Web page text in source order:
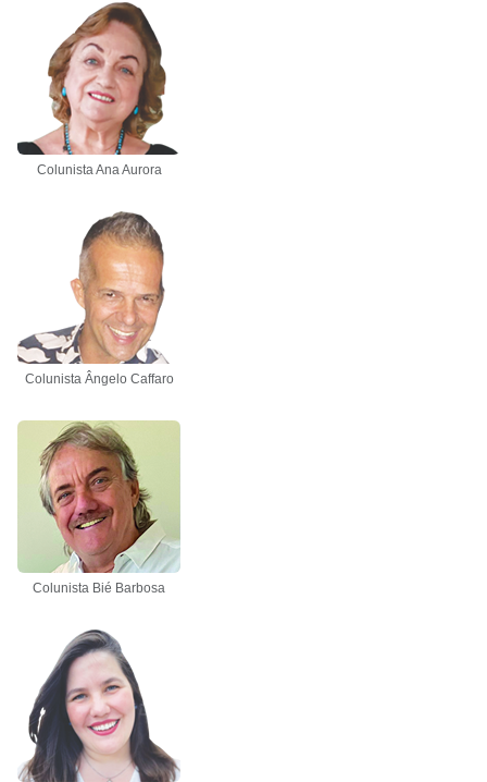
Colunista Ana Aurora
Colunista Ângelo Caffaro
Colunista Bié Barbosa